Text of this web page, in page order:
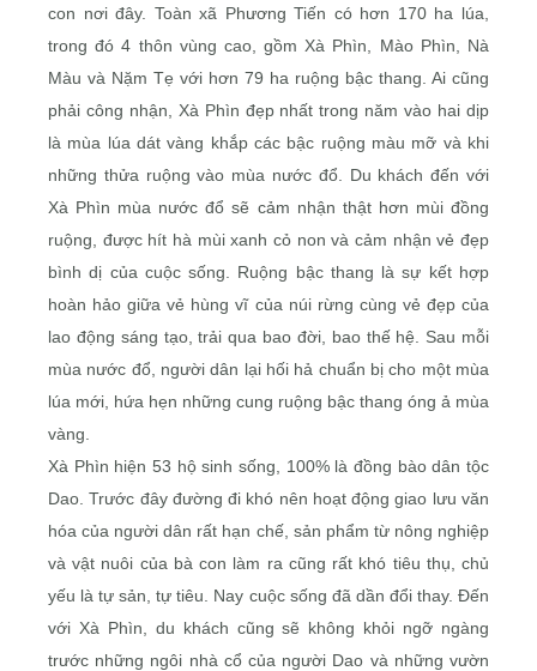
con nơi đây. Toàn xã Phương Tiến có hơn 170 ha lúa,
trong đó 4 thôn vùng cao, gồm Xà Phìn, Mào Phìn, Nà
Màu và Nặm Tẹ với hơn 79 ha ruộng bậc thang. Ai cũng
phải công nhận, Xà Phìn đẹp nhất trong năm vào hai dịp
là mùa lúa dát vàng khắp các bậc ruộng màu mỡ và khi
những thửa ruộng vào mùa nước đổ. Du khách đến với
Xà Phìn mùa nước đổ sẽ cảm nhận thật hơn mùi đồng
ruộng, được hít hà mùi xanh cỏ non và cảm nhận vẻ đẹp
bình dị của cuộc sống. Ruộng bậc thang là sự kết hợp
hoàn hảo giữa vẻ hùng vĩ của núi rừng cùng vẻ đẹp của
lao động sáng tạo, trải qua bao đời, bao thế hệ. Sau mỗi
mùa nước đổ, người dân lại hối hả chuẩn bị cho một mùa
lúa mới, hứa hẹn những cung ruộng bậc thang óng ả mùa
vàng.
Xà Phìn hiện 53 hộ sinh sống, 100% là đồng bào dân tộc
Dao. Trước đây đường đi khó nên hoạt động giao lưu văn
hóa của người dân rất hạn chế, sản phẩm từ nông nghiệp
và vật nuôi của bà con làm ra cũng rất khó tiêu thụ, chủ
yếu là tự sản, tự tiêu. Nay cuộc sống đã dần đổi thay. Đến
với Xà Phìn, du khách cũng sẽ không khỏi ngỡ ngàng
trước những ngôi nhà cổ của người Dao và những vườn